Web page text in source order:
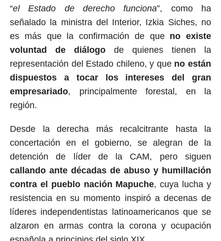
“el Estado de derecho funciona”, como ha
señalado la ministra del Interior, Izkia Siches, no
es más que la confirmación de que no existe
voluntad de diálogo de quienes tienen la
representación del Estado chileno, y que no están
dispuestos a tocar los intereses del gran
empresariado, principalmente forestal, en la
región.
Desde la derecha más recalcitrante hasta la
concertación en el gobierno, se alegran de la
detención de líder de la CAM, pero siguen
callando ante décadas de abuso y humillación
contra el pueblo nación Mapuche, cuya lucha y
resistencia en su momento inspiró a decenas de
líderes independentistas latinoamericanos que se
alzaron en armas contra la corona y ocupación